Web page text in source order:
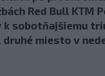
Red Bull KTM
k sobotňajšiemu
miesto v